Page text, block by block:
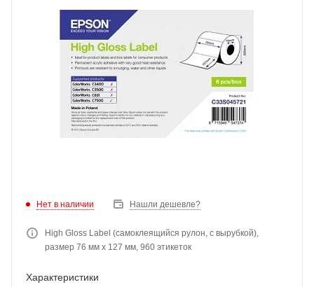
Нет в наличии Нашли дешевле?
High Gloss Label (самоклеящийся рулон, с вырубкой),
размер 76 мм x 127 мм, 960 этикеток
Характеристики